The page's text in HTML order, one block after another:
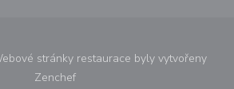
stránky restaurace byly vytvořeny
Zenchef((otevře se v novém okně))